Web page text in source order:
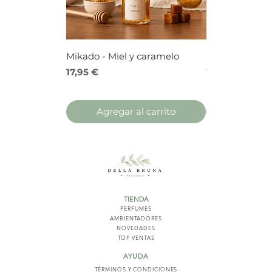
Mikado - Miel y caramelo
Precio
17,95 €
Agregar al carrito
Precio
17,95 €
TIENDA
PERFUMES
AMBIENTADORES
NOVEDADES
TOP VENTAS
AYUDA
TÉRMINOS Y CONDICIONES